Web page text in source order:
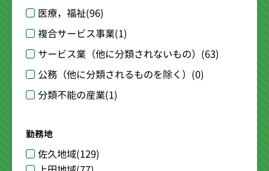
医療，福祉(96)
複合サービス事業(1)
サービス業（他に分類されないもの） (63)
公務（他に分類されるものを除く） (0)
分類不能の産業(1)
勤務地
佐久地域(129)